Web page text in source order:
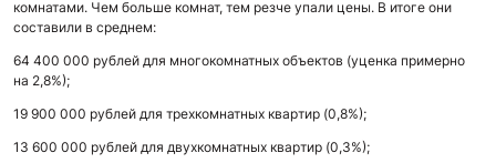
комнатами. Чем больше комнат, тем резче упали цены. В итоге они
составили в среднем:
64 400 000 рублей для многокомнатных объектов (уценка примерно
на 2,8%);
19 900 000 рублей для трехкомнатных квартир (0,8%);
13 600 000 рублей для двухкомнатных квартир (0,3%);